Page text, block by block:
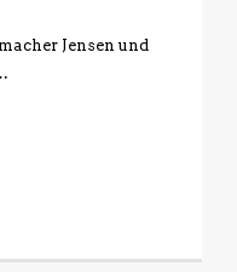
Jensen und